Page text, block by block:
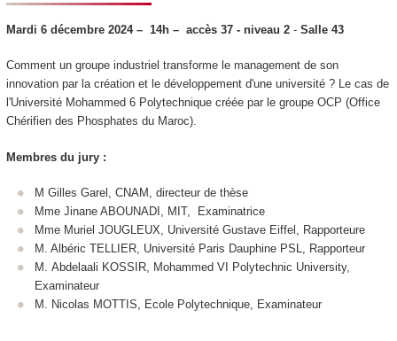
Mardi 6 décembre 2024 –14h – accès 37 - niveau 2 - Salle 43
Comment un groupe industriel transforme le management de son
innovation par la création et le développement d'une université ? Le cas de
l'Université Mohammed 6 Polytechnique créée par le groupe OCP (Office
Chérifien des Phosphates du Maroc).
Membres du jury :
M Gilles Garel, CNAM, directeur de thèse
Mme Jinane ABOUNADI, MIT, Examinatrice
Mme Muriel JOUGLEUX, Université Gustave Eiffel, Rapporteure
M. Albéric TELLIER, Université Paris Dauphine PSL, Rapporteur
M. Abdelaali KOSSIR, Mohammed VI Polytechnic University,
Examinateur
M. Nicolas MOTTIS, Ecole Polytechnique, Examinateur